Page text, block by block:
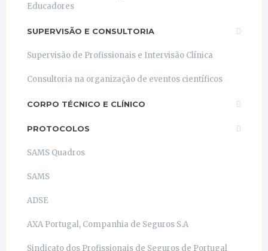
Educadores
SUPERVISÃO E CONSULTORIA
Supervisão de Profissionais e Intervisão Clínica
Consultoria na organização de eventos científicos
CORPO TÉCNICO E CLÍNICO
PROTOCOLOS
SAMS Quadros
SAMS
ADSE
AXA Portugal, Companhia de Seguros S.A
Sindicato dos Profissionais de Seguros de Portugal